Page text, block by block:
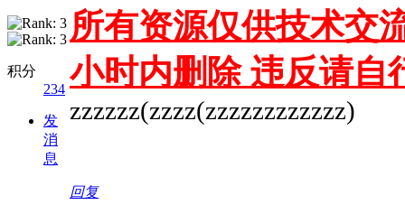
积分
234
发
消
息
所有资源仅供技术交
小时内删除 违反请自
zzzzzz(zzzz(zzzzzzzzzzzz)
回复